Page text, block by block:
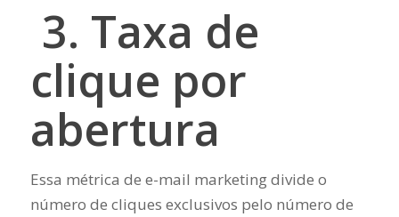
3. Taxa de
clique por
abertura
Essa métrica de e-mail marketing divide o
número de cliques exclusivos pelo número de